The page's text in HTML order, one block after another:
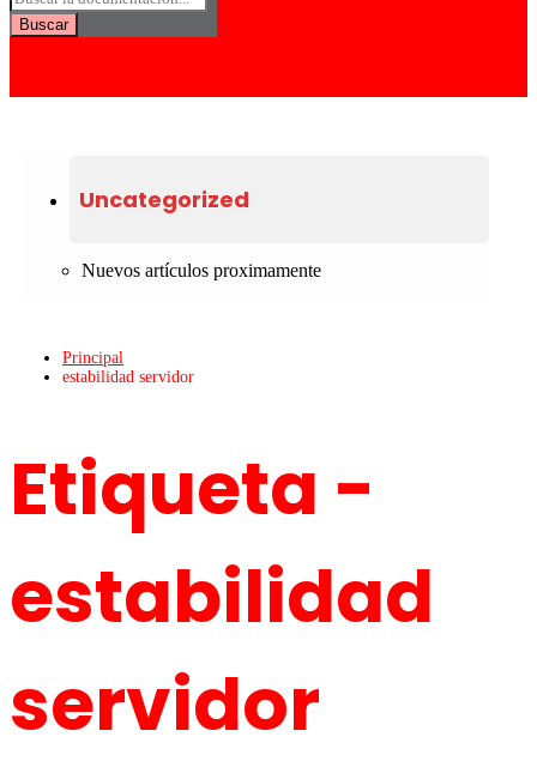
Buscar
Uncategorized
Nuevos artículos proximamente
Principal
estabilidad servidor
Etiqueta -
estabilidad
servidor